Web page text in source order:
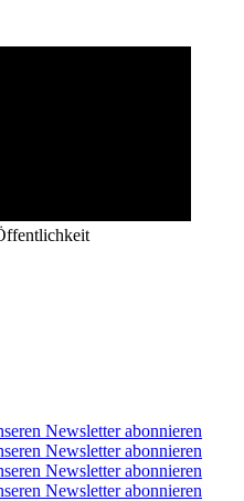
Newsletter abonnieren
Newsletter abonnieren
Newsletter abonnieren
Newsletter abonnieren